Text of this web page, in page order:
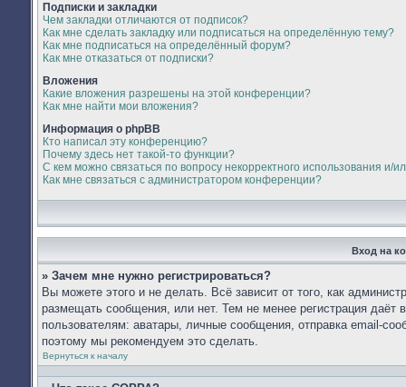
Подписки и закладки
Чем закладки отличаются от подписок?
Как мне сделать закладку или подписаться на определённую тему?
Как мне подписаться на определённый форум?
Как мне отказаться от подписки?
Вложения
Какие вложения разрешены на этой конференции?
Как мне найти мои вложения?
Информация о phpBB
Кто написал эту конференцию?
Почему здесь нет такой-то функции?
С кем можно связаться по вопросу некорректного использования
Как мне связаться с администратором конференции?
Вход на
» Зачем мне нужно регистрироваться?
Вы можете этого и не делать. Всё зависит от того, как
размещать сообщения, или нет. Тем не менее регистрация
пользователям: аватары, личные сообщения, отправка email-
поэтому мы рекомендуем это сделать.
Вернуться к началу